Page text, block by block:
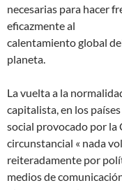
necesarias para hacer
eficazmente al
calentamiento global
planeta.
La vuelta a la
capitalista, en los
social provocado por la
circunstancial « nada
reiteradamente por
medios de